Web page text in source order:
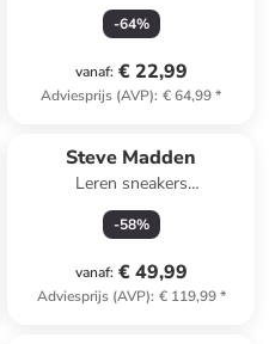
-64%
vanaf: € 22,99
Adviesprijs (AVP): € 64,99*
Steve Madden
Leren sneakers
wit/zilverkleurig
-58%
vanaf: € 49,99
Adviesprijs (AVP): € 119,99*